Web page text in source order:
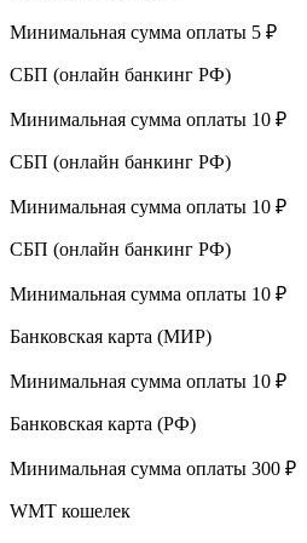
Минимальная сумма оплаты 5 ₽
СБП (онлайн банкинг РФ)
Минимальная сумма оплаты 10 ₽
СБП (онлайн банкинг РФ)
Минимальная сумма оплаты 10 ₽
СБП (онлайн банкинг РФ)
Минимальная сумма оплаты 10 ₽
Банковская карта (МИР)
Минимальная сумма оплаты 10 ₽
Банковская карта (РФ)
Минимальная сумма оплаты 300 ₽
WMT кошелек